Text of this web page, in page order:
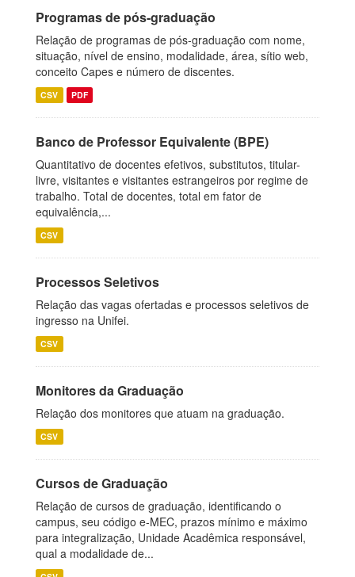
Programas de pós-graduação
Relação de programas de pós-graduação com nome,
situação, nível de ensino, modalidade, área, sítio web,
conceito Capes e número de discentes.
CSV PDF
Banco de Professor Equivalente (BPE)
Quantitativo de docentes efetivos, substitutos, titular-
livre, visitantes e visitantes estrangeiros por regime de
trabalho. Total de docentes, total em fator de
equivalência,...
CSV
Processos Seletivos
Relação das vagas ofertadas e processos seletivos de
ingresso na Unifei.
CSV
Monitores da Graduação
Relação dos monitores que atuam na graduação.
CSV
Cursos de Graduação
Relação de cursos de graduação, identificando o
campus, seu código e-MEC, prazos mínimo e máximo
para integralização, Unidade Acadêmica responsável,
qual a modalidade de...